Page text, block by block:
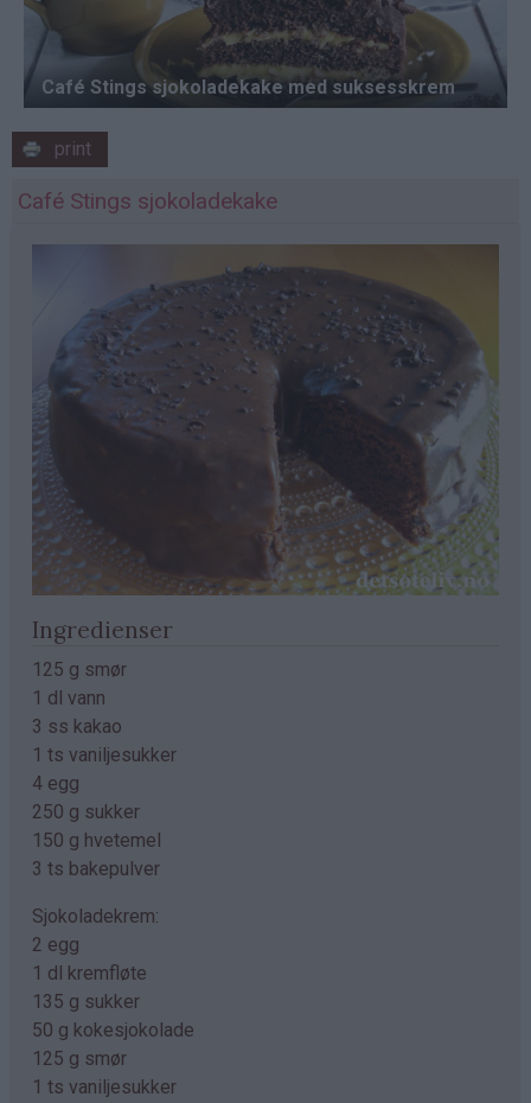
print
Café Stings sjokoladekake
Ingredienser
125 g smør
1 dl vann
3 ss kakao
1 ts vaniljesukker
4 egg
250 g sukker
150 g hvetemel
3 ts bakepulver
Sjokoladekrem:
2 egg
1 dl kremfløte
135 g sukker
50 g kokesjokolade
125 g smør
1 ts vaniljesukker